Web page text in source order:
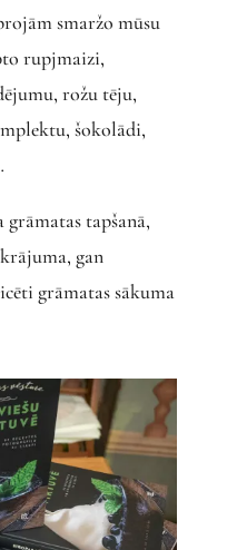
smaržo mūsu
rupjmaizi,
rožu tēju,
šokolādi,
tapšanā,
gan
grāmatas sākuma